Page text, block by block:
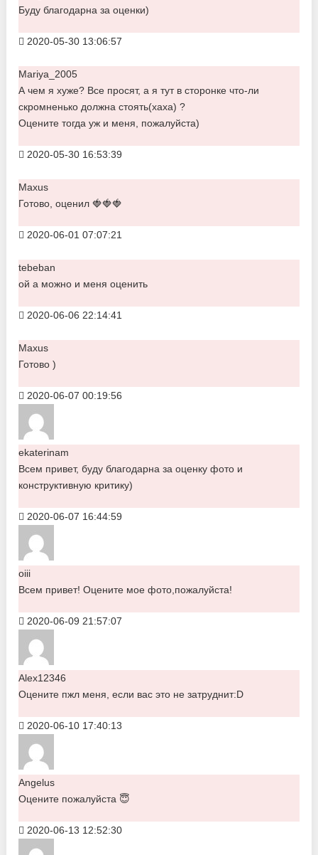
Буду благодарна за оценки)
2020-05-30 13:06:57
Mariya_2005
А чем я хуже? Все просят, а я тут в сторонке что-ли
скромненько должна стоять(хаха) ?
Оцените тогда уж и меня, пожалуйста)
2020-05-30 16:53:39
Maxus
Готово, оценил 🍓🍓🍓
2020-06-01 07:07:21
tebeban
ой а можно и меня оценить
2020-06-06 22:14:41
Maxus
Готово )
2020-06-07 00:19:56
ekaterinam
Всем привет, буду благодарна за оценку фото и
конструктивную критику)
2020-06-07 16:44:59
oiii
Всем привет! Оцените мое фото,пожалуйста!
2020-06-09 21:57:07
Alex12346
Оцените пжл меня, если вас это не затруднит:D
2020-06-10 17:40:13
Angelus
Оцените пожалуйста 😇
2020-06-13 12:52:30